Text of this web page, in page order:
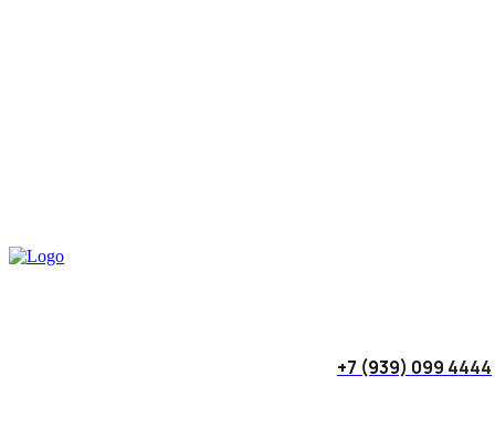
+7 (939) 099 4444